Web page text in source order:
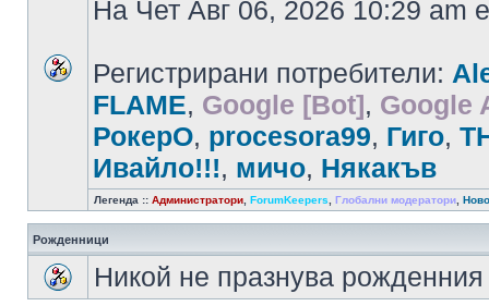
На Чет Авг 06, 2026 10:29
Регистрирани потребители:
FLAME, Google [Bot], Google
РокерО, procesora99, Гиго,
Ивайло!!!, мичо, Някaкъв
Легенда :: Администратори ForumKeepers Глобални модератори
Рожденници
Никой не празнува